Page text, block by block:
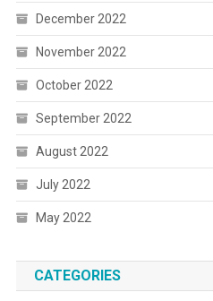
December 2022
November 2022
October 2022
September 2022
August 2022
July 2022
May 2022
CATEGORIES